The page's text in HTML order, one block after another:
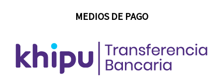
MEDIOS DE PAGO